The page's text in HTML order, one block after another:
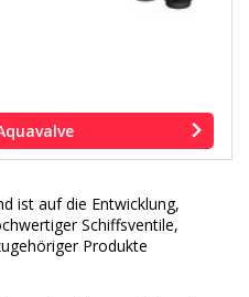
ist auf die Entwicklung,
Schiffsventile,
Produkte